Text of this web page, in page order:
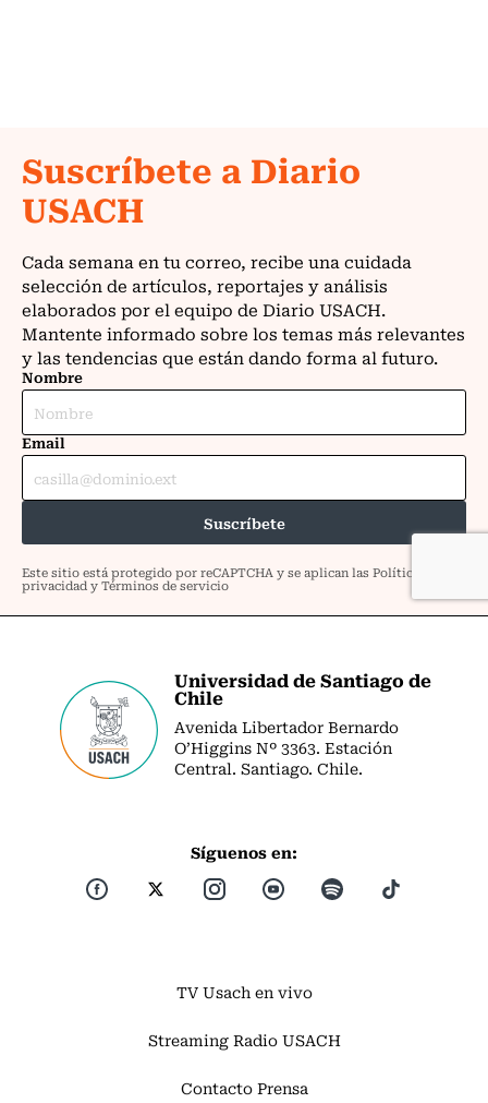
Universidad de Santiago de
Chile
Avenida Libertador Bernardo
O’Higgins Nº 3363. Estación
Central. Santiago. Chile.
Síguenos en:
TV Usach en vivo
Streaming Radio USACH
Contacto Prensa